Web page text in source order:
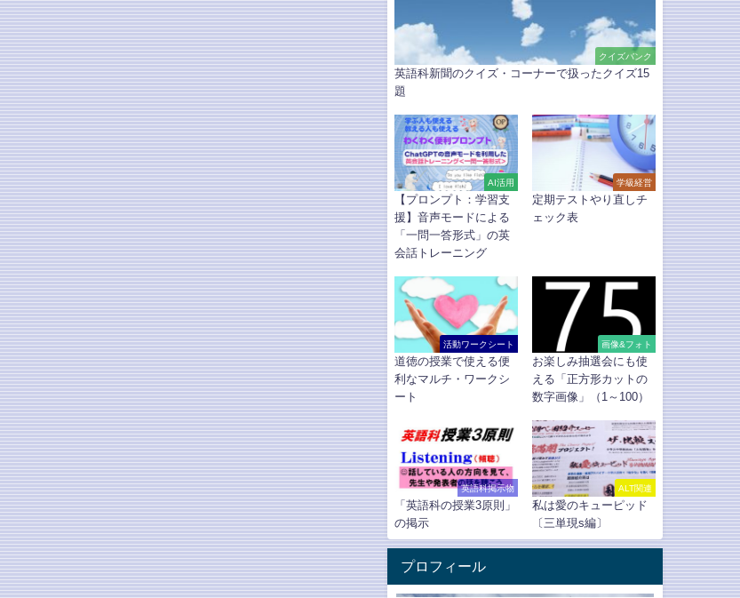
クイズバンク
英語科新聞のクイズ・コーナーで扱ったクイズ15
題
AI活用
【プロンプト：学習支
援】音声モードによる
「一問一答形式」の英
会話トレーニング
学級経営
定期テストやり直しチ
ェック表
活動ワークシート
道徳の授業で使える便
利なマルチ・ワークシ
ート
画像&フォト
お楽しみ抽選会にも使
える「正方形カットの
数字画像」（1～100）
英語科掲示物
「英語科の授業3原則」
の掲示
ALT関連
私は愛のキューピッド
〔三単現s編〕
プロフィール